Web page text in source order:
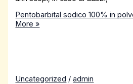
Pentobarbital sodico 100% in
More »
Uncategorized /admin